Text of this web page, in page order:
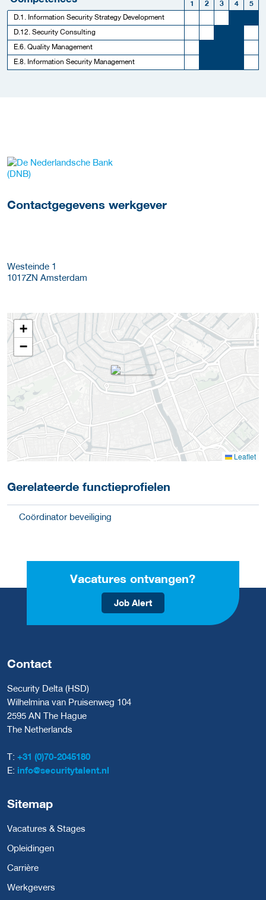
1 2 3 4
5
D.1. Information Security Strategy Development
D.12. Security Consulting
E.6. Quality Management
E.8. Information Security Management
Meer werkgever details
Contactgegevens werkgever
Westeinde 1
1017ZN Amsterdam
+
−
Leaflet
Gerelateerde functieprofielen
Coördinator beveiliging
Vacatures ontvangen?
Job Alert
Contact
Security Delta (HSD)
Wilhelmina van Pruisenweg 104
2595 AN The Hague
The Netherlands
T: +31 (0)70-2045180
E: info@securitytalent.nl
Sitemap
Vacatures & Stages
Opleidingen
Carrière
Werkgevers